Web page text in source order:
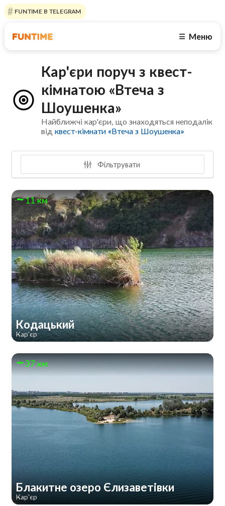
FUNTIME В TELEGRAM
☰ Меню
Кар'єри поруч з квест-
кімнатою «Втеча з
Шоушенка»
Найближчі кар'єри, що знаходяться неподалік
відквест-кімнати «Втеча з Шоушенка»
Фільтрувати
11 км
Кодацький
Кар'єр
37 км
Блакитне озеро Єлизаветівки
Кар'єр